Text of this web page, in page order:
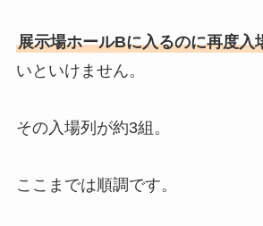
展示場ホールBに入るのに再度入
いといけません。
その入場列が約3組。
ここまでは順調です。